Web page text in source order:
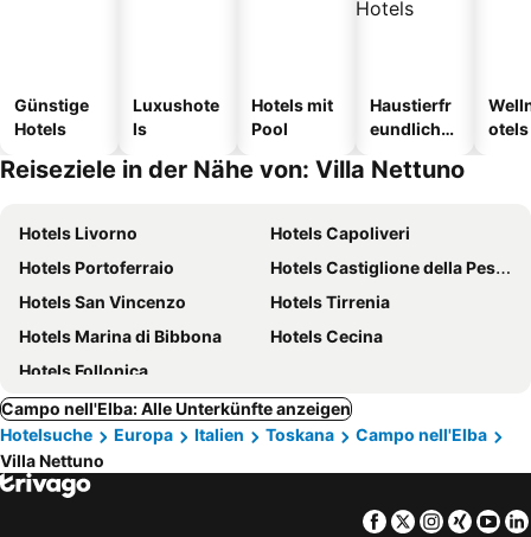
Günstige
Hotels
Luxushote
ls
Hotels mit
Pool
Haustierfr
eundliche
otels
Reiseziele in der Nähe von: Villa Nettuno
Hotels Livorno
Hotels Capoliveri
Hotels Portoferraio
Hotels Castiglione della Pescaia
Hotels San Vincenzo
Hotels Tirrenia
Hotels Marina di Bibbona
Hotels Cecina
Hotels Follonica
Campo nell'Elba: Alle Unterkünfte anzeigen
Hotelsuche
Europa Italien Toskana
Campo nell'Elba
Villa Nettuno
Facebook
TwitterXing